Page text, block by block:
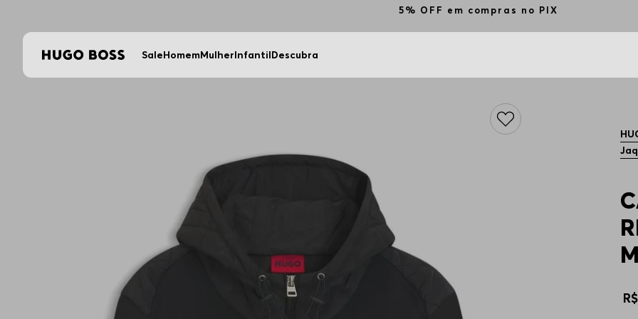
5% OFF em compras no PIX
SaleHomemMulherInfantilDescubra
R$